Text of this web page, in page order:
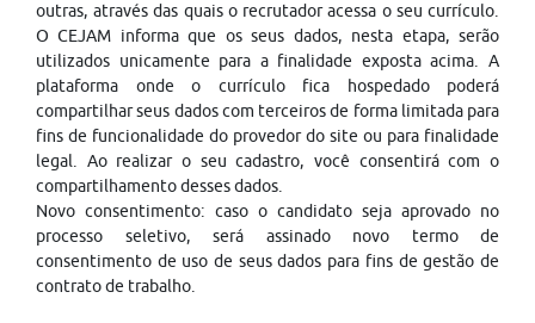
outras, através das quais o recrutador acessa o seu currículo.
O CEJAM informa que os seus dados, nesta etapa, serão
utilizados unicamente para a finalidade exposta acima. A
plataforma onde o currículo fica hospedado poderá
compartilhar seus dados com terceiros de forma limitada para
fins de funcionalidade do provedor do site ou para finalidade
legal. Ao realizar o seu cadastro, você consentirá com o
compartilhamento desses dados.
Novo consentimento: caso o candidato seja aprovado no
processo seletivo, será assinado novo termo de
consentimento de uso de seus dados para fins de gestão de
contrato de trabalho.